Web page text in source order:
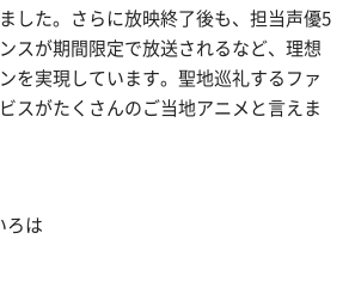
した。さらに放映終了後も、担当声優5
スが期間限定で放送されるなど、理想
を実現しています。聖地巡礼するファ
スがたくさんのご当地アニメと言えま
ろは